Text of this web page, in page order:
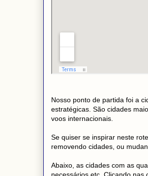
Nosso ponto de partida foi a
estratégicas. São cidades
voos internacionais.
Se quiser se inspirar neste
removendo cidades, ou
Abaixo, as cidades com as
necessários etc. Clicando nas